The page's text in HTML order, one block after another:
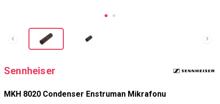
Sennheiser
MKH 8020 Condenser Enstruman Mikrafonu